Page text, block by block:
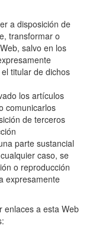
a disposición de
transformar o
salvo en los
titular de dichos
los artículos
comunicarlos
de terceros
parte sustancial
caso, se
o reproducción
expresamente
enlaces a esta Web